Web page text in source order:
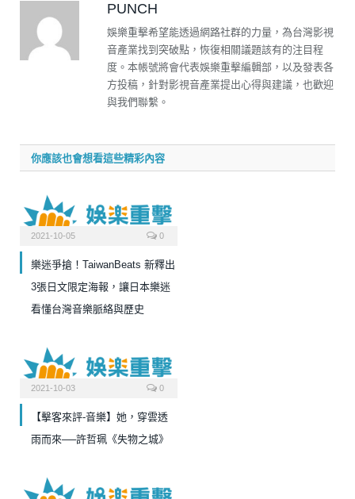
PUNCH
娛樂重擊希望能透過網路社群的力量，為台灣影視
音產業找到突破點，恢復相關議題該有的注目程
度。本帳號將會代表娛樂重擊編輯部，以及發表各
方投稿，針對影視音產業提出心得與建議，也歡迎
與我們聯繫。
你應該也會想看這些精彩內容
2021-10-05 0
樂迷爭搶！TaiwanBeats 新釋出
3張日文限定海報，讓日本樂迷
看懂台灣音樂脈絡與歷史
2021-10-03 0
【擊客來評-音樂】她，穿雲透
雨而來──許哲珮《失物之城》